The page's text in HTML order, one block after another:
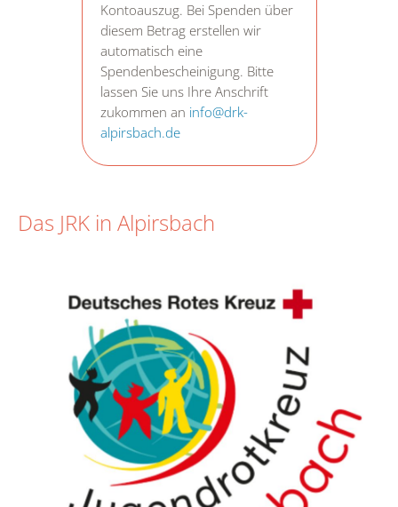
Kontoauszug. Bei Spenden über
diesem Betrag erstellen wir
automatisch eine
Spendenbescheinigung. Bitte
lassen Sie uns Ihre Anschrift
zukommen an info@drk-
alpirsbach.de
Das JRK in Alpirsbach